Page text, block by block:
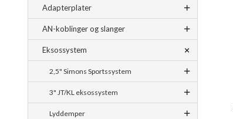
Adapterplater
AN-koblinger og slanger
Eksossystem
2,5" Simons Sportssystem
3" JT/KL eksossystem
Lyddemper